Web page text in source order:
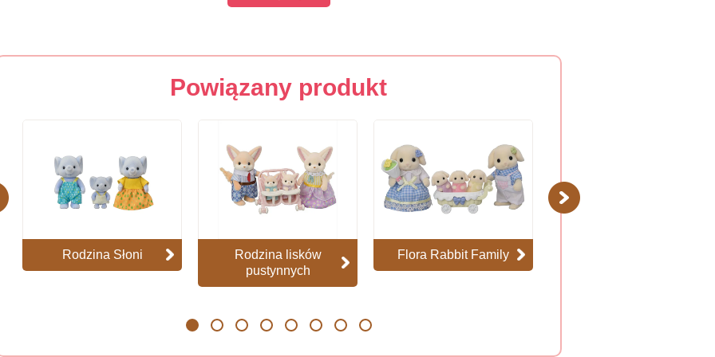
Powiązany produkt
Rodzina Słoni
Rodzina lisków
pustynnych
Flora Rabbit Family
Next